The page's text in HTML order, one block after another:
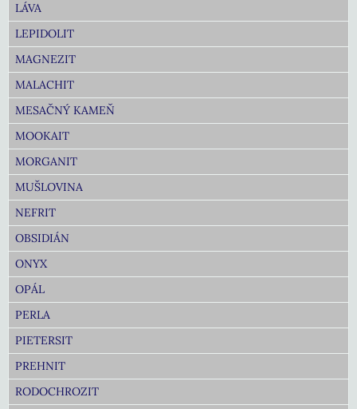
LÁVA
LEPIDOLIT
MAGNEZIT
MALACHIT
MESAČNÝ KAMEŇ
MOOKAIT
MORGANIT
MUŠLOVINA
NEFRIT
OBSIDIÁN
ONYX
OPÁL
PERLA
PIETERSIT
PREHNIT
RODOCHROZIT